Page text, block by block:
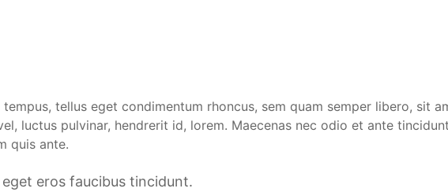
tempus, tellus eget condimentum rhoncus, sem quam semper libero, sit
luctus pulvinar, hendrerit id, lorem. Maecenas nec odio et ante
quis ante.
eros faucibus tincidunt.